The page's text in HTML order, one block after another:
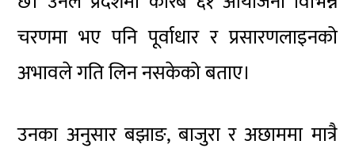
चरणमा भए पनि पूर्वाधार र प्रसारणलाइनको
अभावले गति लिन नसकेको बताए।
उनका अनुसार बझाङ, बाजुरा र अछाममा मात्रै